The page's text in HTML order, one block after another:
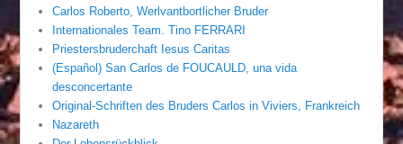
Carlos Roberto, Werlvantbortlicher Bruder
Internationales Team. Tino FERRARI
Priestersbruderchaft Iesus Caritas
(Español) San Carlos de FOUCAULD, una vida
desconcertante
Original-Schriften des Bruders Carlos in Viviers, Frankreich
Nazareth